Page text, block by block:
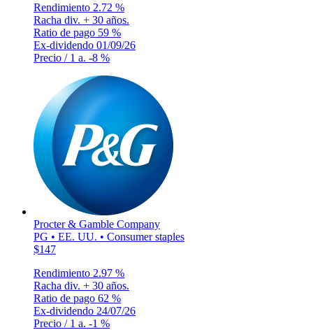
Rendimiento 2.72 %
Racha div. + 30 años.
Ratio de pago 59 %
Ex-dividendo 01/09/26
Precio / 1 a. -8 %
Procter & Gamble Company
PG • EE. UU. • Consumer staples
$147
Rendimiento 2.97 %
Racha div. + 30 años.
Ratio de pago 62 %
Ex-dividendo 24/07/26
Precio / 1 a. -1 %